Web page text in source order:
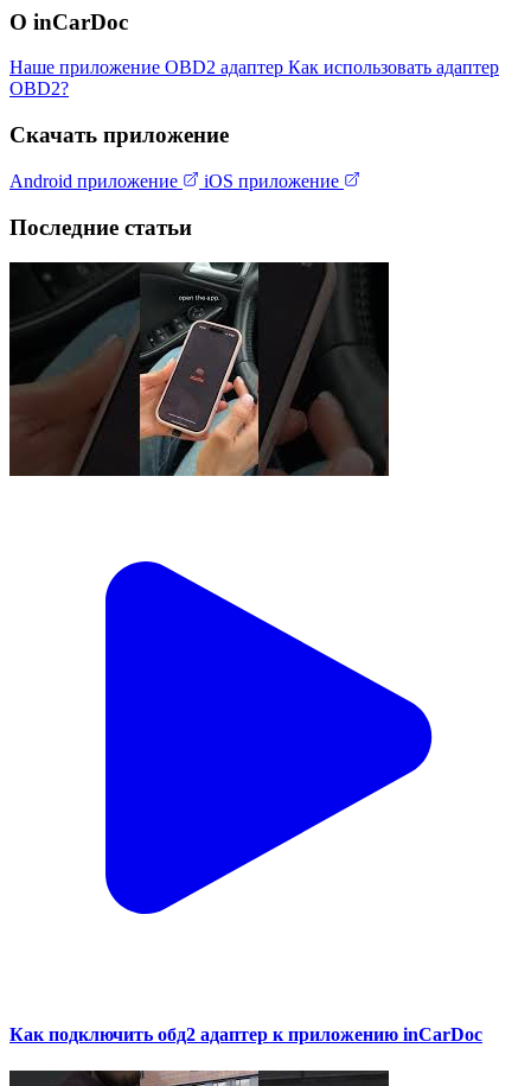
О inCarDoc
Наше приложение OBD2 адаптер Как использовать адаптер
OBD2?
Скачать приложение
Android приложение iOS приложение
Последние статьи
Как подключить обд2 адаптер к приложению inCarDoc